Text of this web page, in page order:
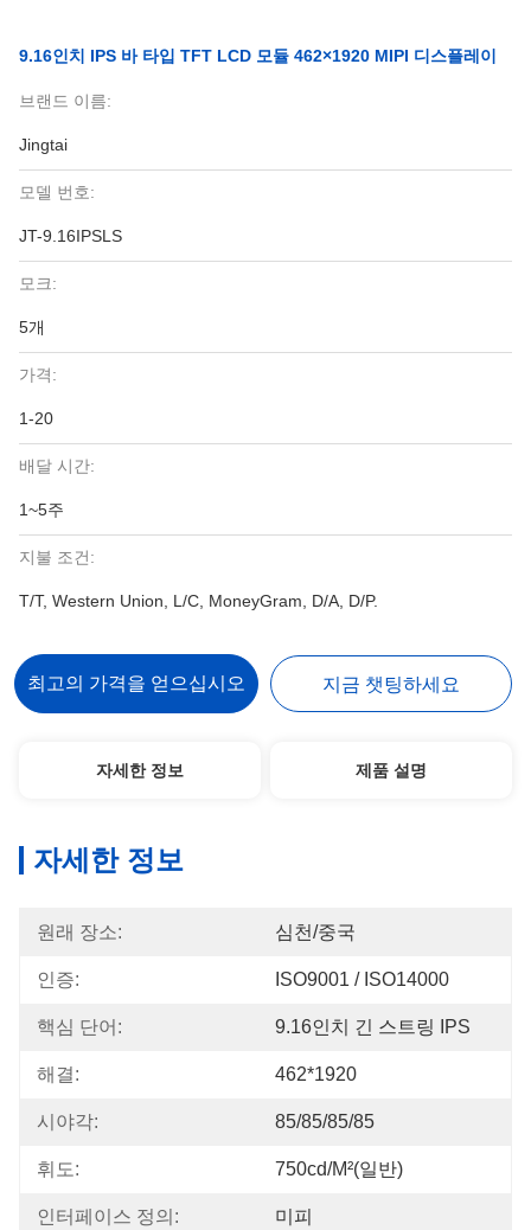
9.16인치 IPS 바 타입 TFT LCD 모듈 462×1920 MIPI 디스플레이
브랜드 이름:
Jingtai
모델 번호:
JT-9.16IPSLS
모크:
5개
가격:
1-20
배달 시간:
1~5주
지불 조건:
T/T, Western Union, L/C, MoneyGram, D/A, D/P.
최고의 가격을 얻으십시오 지금 챗팅하세요
자세한 정보 제품 설명
자세한 정보
원래 장소: 심천/중국
인증: ISO9001 / ISO14000
핵심 단어: 9.16인치 긴 스트링 IPS
해결: 462*1920
시야각: 85/85/85/85
휘도: 750cd/m²(일반)
인터페이스 정의: 미피